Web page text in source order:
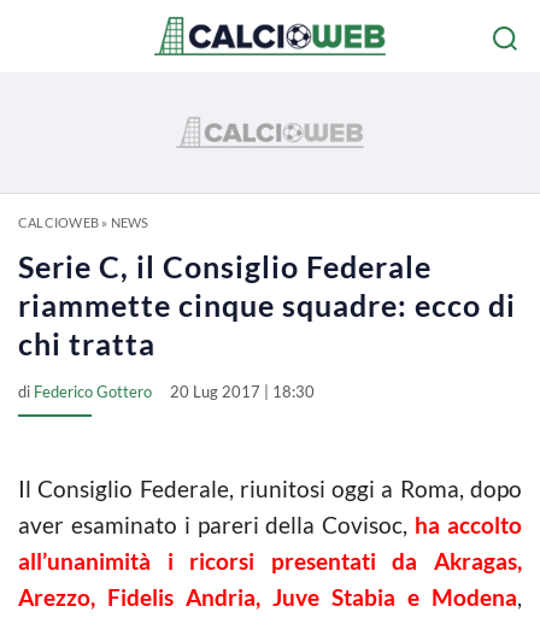
CALCIOWEB» NEWS
Serie C, il Consiglio Federale
riammette cinque squadre: ecco di
chi tratta
di Federico Gottero 20 Lug 2017 | 18:30
Il Consiglio Federale, riunitosi oggi a Roma, dopo
aver esaminato i pareri della Covisoc, ha accolto
all’unanimità i ricorsi presentati da Akragas,
Arezzo, Fidelis Andria, Juve Stabia e Modena,